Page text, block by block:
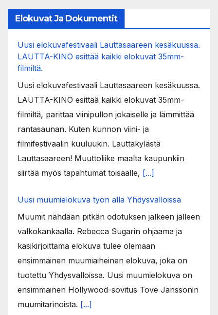
Elokuvat Ja Dokumentit
Uusi elokuvafestivaali Lauttasaareen kesäkuussa.
LAUTTA-KINO esittää kaikki elokuvat 35mm-
filmiltä.
Uusi elokuvafestivaali Lauttasaareen kesäkuussa.
LAUTTA-KINO esittää kaikki elokuvat 35mm-
filmiltä, parittaa viinipullon jokaiselle ja lämmittää
rantasaunan. Kuten kunnon viini- ja
filmifestivaalin kuuluukin. Lauttakylästä
Lauttasaareen! Muuttoliike maalta kaupunkiin
siirtää myös tapahtumat toisaalle, [...]
Uusi muumielokuva työn alla Yhdysvalloissa
Muumit nähdään pitkän odotuksen jälkeen jälleen
valkokankaalla. Rebecca Sugarin ohjaama ja
käsikirjoittama elokuva tulee olemaan
ensimmäinen muumiaiheinen elokuva, joka on
tuotettu Yhdysvalloissa. Uusi muumielokuva on
ensimmäinen Hollywood-sovitus Tove Janssonin
muumitarinoista. [...]